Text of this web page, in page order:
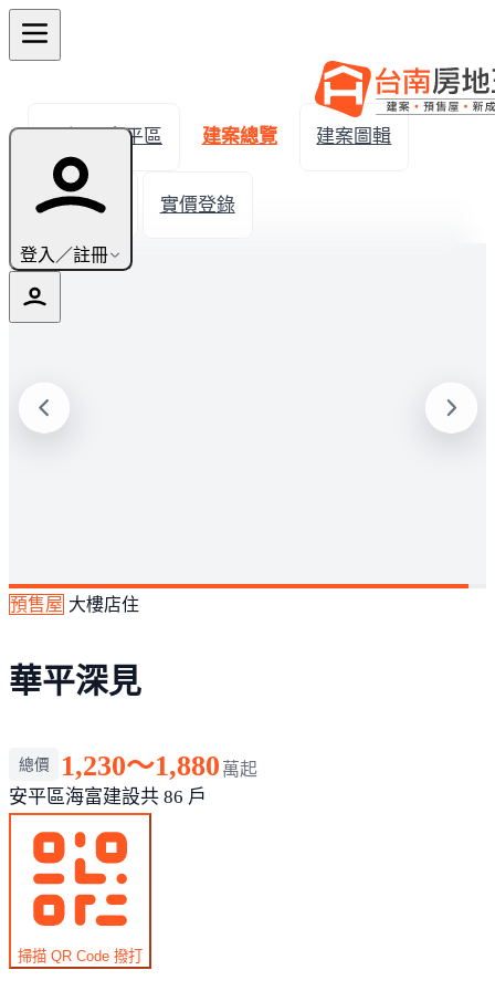
登入／註冊
← 返回安平區 建案總覽 建案圖輯
生活機能 實價登錄
預售屋 大樓店住
華平深見
總價 1,230～1,880 萬起
安平區海富建設共 86 戶
掃描 QR Code 撥打